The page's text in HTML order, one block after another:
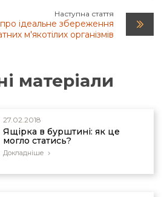
322(5899):224–
Наступна стаття
ідеальне збереження
м'якотілих організмів
матеріали
27.02.2018
Ящірка в бурштині: як це
могло статись?
Докладніше